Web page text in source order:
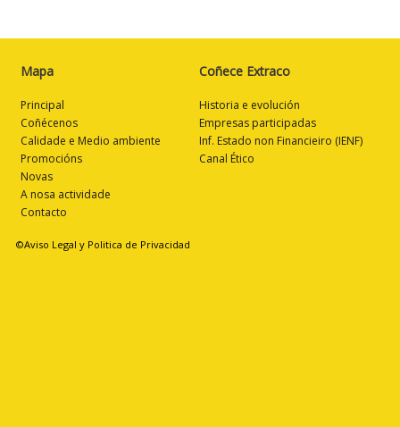
Mapa
Principal
Coñécenos
Calidade e Medio ambiente
Promocións
Novas
A nosa actividade
Contacto
Coñece Extraco
Historia e evolución
Empresas participadas
Inf. Estado non Financieiro (IENF)
Canal Ético
©Aviso Legal y Politica de Privacidad